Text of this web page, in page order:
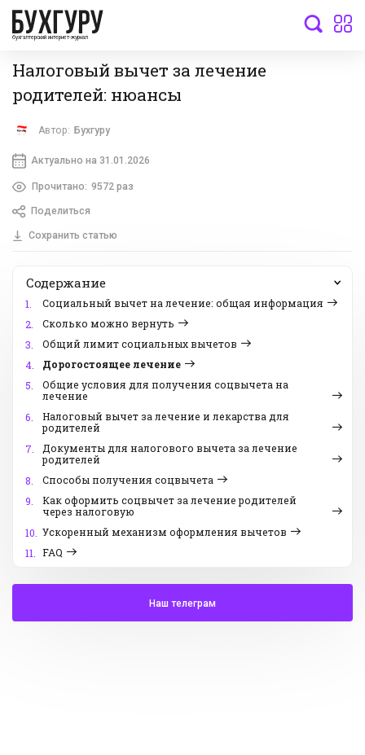
бухгалтерский интернет-журнал
Налоговый вычет за лечение
родителей: нюансы
Автор: Бухгуру
Актуально на 31.01.2026
Прочитано: 9572 раз
Поделиться
Сохранить статью
Содержание
1.
Социальный вычет на лечение: общая информация
2.
Сколько можно вернуть
3.
Общий лимит социальных вычетов
4.
Дорогостоящее лечение
5.
Общие условия для получения соцвычета на
лечение
6.
Налоговый вычет за лечение и лекарства для
родителей
7.
Документы для налогового вычета за лечение
родителей
8.
Способы получения соцвычета
9.
Как оформить соцвычет за лечение родителей
через налоговую
10. Ускоренный механизм оформления вычетов
11. FAQ
Наш телеграм